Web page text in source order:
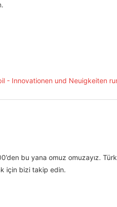
bu yana omuz omuzayız.
için bizi takip edin.